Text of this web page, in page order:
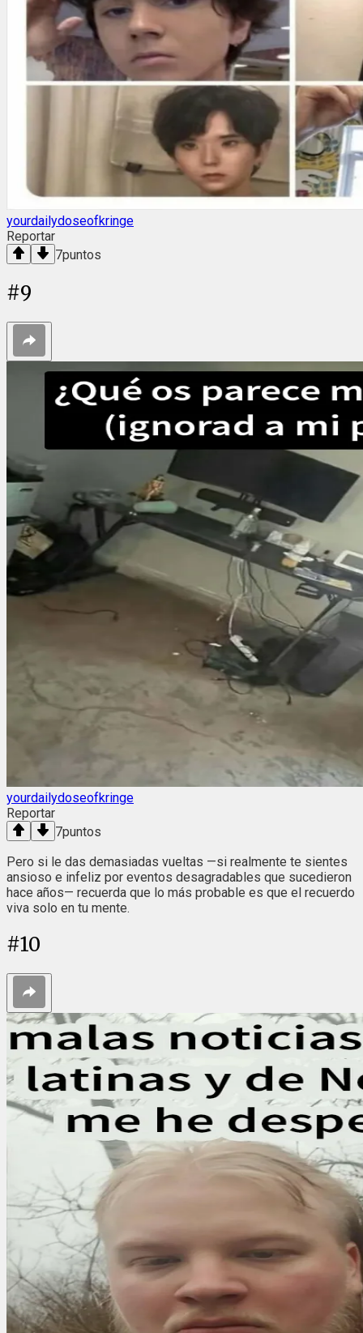
yourdailydoseofkringe
Reportar
7puntos
#9
yourdailydoseofkringe
Reportar
7puntos
Pero si le das demasiadas vueltas —si realmente te sientes
ansioso e infeliz por eventos desagradables que sucedieron
hace años— recuerda que lo más probable es que el recuerdo
viva solo en tu mente.
#10